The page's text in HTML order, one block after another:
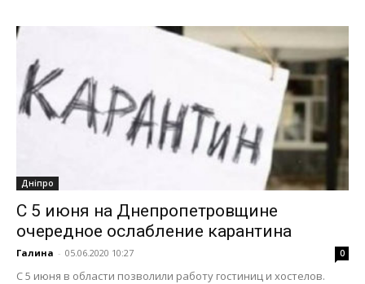
Дніпро
С 5 июня на Днепропетровщине
очередное ослабление карантина
Галина - 05.06.2020 10:27 0
С 5 июня в области позволили работу гостиниц и хостелов.